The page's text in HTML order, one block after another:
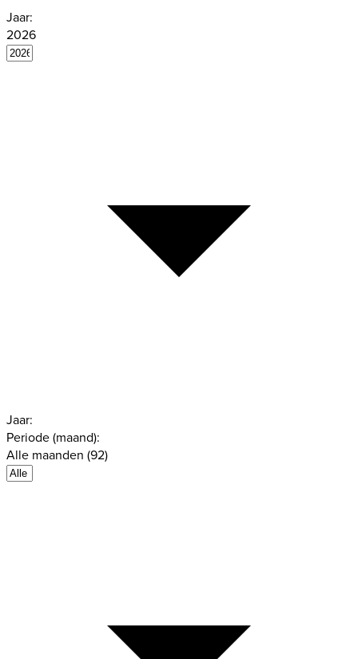
Jaar:
2026
Jaar:
Periode (maand):
Alle maanden (92)